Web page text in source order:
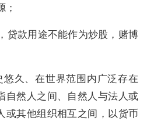
贷款用途不能作为炒股，赌博
久、在世界范围内广泛存在
自然人之间、自然人与法人或
或其他组织相互之间，以货币